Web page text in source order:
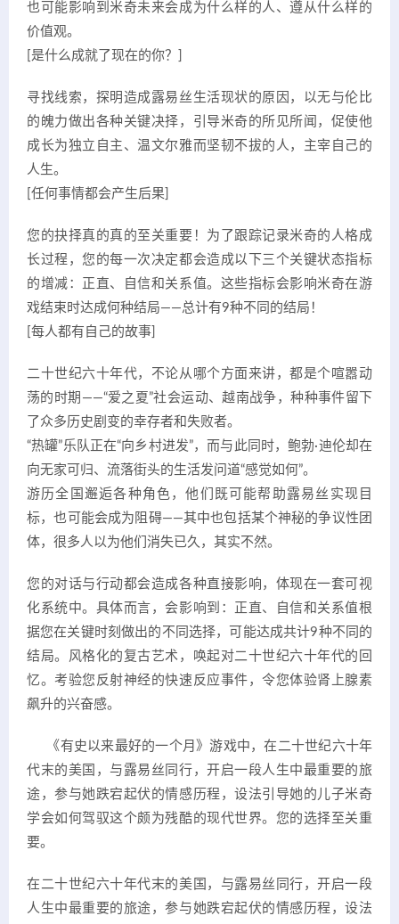
也可能影响到米奇未来会成为什么样的人、遵从什么样的
价值观。
[是什么成就了现在的你？]
寻找线索，探明造成露易丝生活现状的原因，以无与伦比
的魄力做出各种关键决择，引导米奇的所见所闻，促使他
成长为独立自主、温文尔雅而坚韧不拔的人，主宰自己的
人生。
[任何事情都会产生后果]
您的抉择真的真的至关重要！为了跟踪记录米奇的人格成
长过程，您的每一次决定都会造成以下三个关键状态指标
的增减：正直、自信和关系值。这些指标会影响米奇在游
戏结束时达成何种结局——总计有9种不同的结局！
[每人都有自己的故事]
二十世纪六十年代，不论从哪个方面来讲，都是个喧嚣动
荡的时期——“爱之夏”社会运动、越南战争，种种事件留下
了众多历史剧变的幸存者和失败者。
“热罐”乐队正在“向乡村进发”，而与此同时，鲍勃·迪伦却在
向无家可归、流落街头的生活发问道“感觉如何”。
游历全国邂逅各种角色，他们既可能帮助露易丝实现目
标，也可能会成为阻碍——其中也包括某个神秘的争议性团
体，很多人以为他们消失已久，其实不然。
您的对话与行动都会造成各种直接影响，体现在一套可视
化系统中。具体而言，会影响到：正直、自信和关系值根
据您在关键时刻做出的不同选择，可能达成共计9种不同的
结局。风格化的复古艺术，唤起对二十世纪六十年代的回
忆。考验您反射神经的快速反应事件，令您体验肾上腺素
飙升的兴奋感。
《有史以来最好的一个月》游戏中，在二十世纪六十年
代末的美国，与露易丝同行，开启一段人生中最重要的旅
途，参与她跌宕起伏的情感历程，设法引导她的儿子米奇
学会如何驾驭这个颇为残酷的现代世界。您的选择至关重
要。
在二十世纪六十年代末的美国，与露易丝同行，开启一段
人生中最重要的旅途，参与她跌宕起伏的情感历程，设法